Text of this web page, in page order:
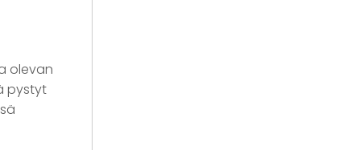
olevan
pystyt